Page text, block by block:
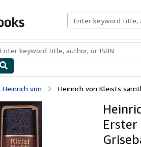
Browse CollectionsRare BooksArt &
Heinrich von Heinrich von Kleists
Erster